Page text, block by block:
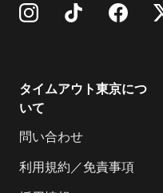
タイムアウト東京につ
いて
問い合わせ
利用規約／免責事項